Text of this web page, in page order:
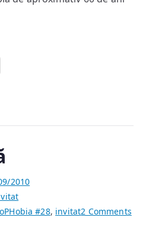
2010
#28, invitat2 Commentson